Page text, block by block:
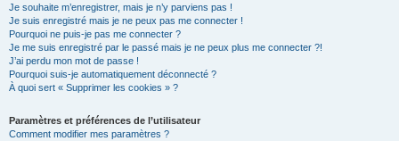
Je souhaite m’enregistrer, mais je n’y parviens pas !
Je suis enregistré mais je ne peux pas me connecter !
Pourquoi ne puis-je pas me connecter ?
Je me suis enregistré par le passé mais je ne peux plus me connecter ?!
J’ai perdu mon mot de passe !
Pourquoi suis-je automatiquement déconnecté ?
À quoi sert « Supprimer les cookies » ?
Paramètres et préférences de l’utilisateur
Comment modifier mes paramètres ?